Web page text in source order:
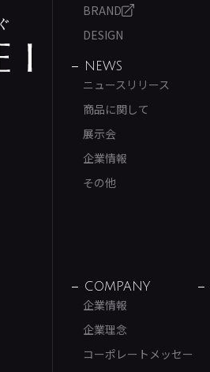
BRAND
DESIGN
NEWS
ニュースリリース
商品に関して
展示会
企業情報
その他
COMPANY
企業情報
企業理念
コーポレートメッセー